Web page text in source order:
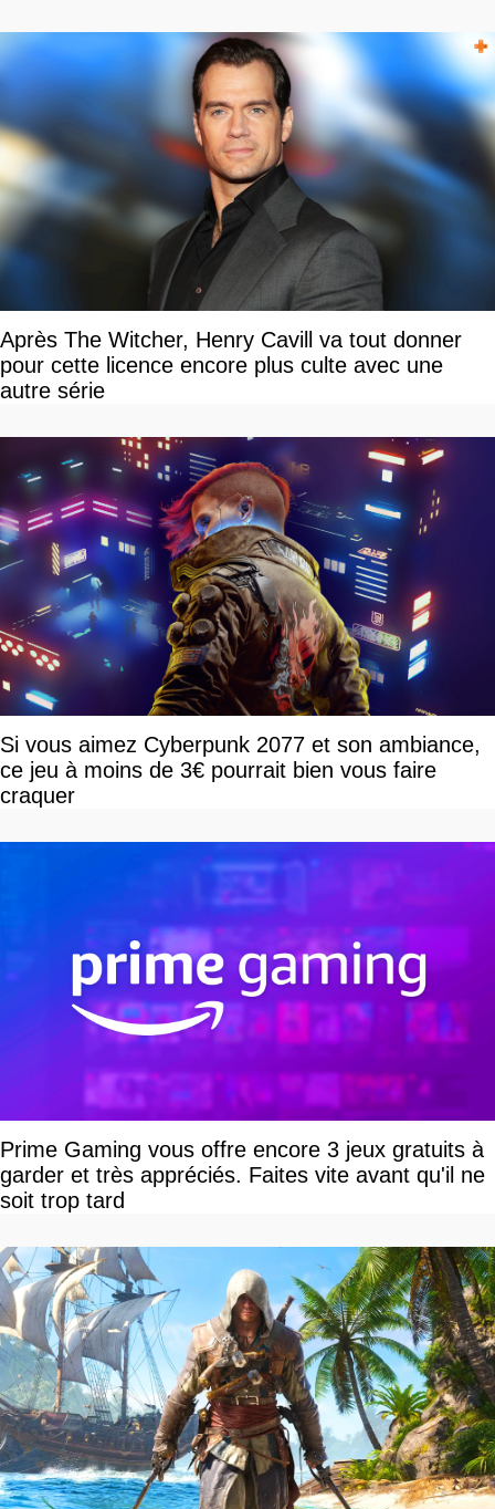
Après The Witcher, Henry Cavill va tout donner
pour cette licence encore plus culte avec une
autre série
Si vous aimez Cyberpunk 2077 et son ambiance,
ce jeu à moins de 3€ pourrait bien vous faire
craquer
Prime Gaming vous offre encore 3 jeux gratuits à
garder et très appréciés. Faites vite avant qu'il ne
soit trop tard